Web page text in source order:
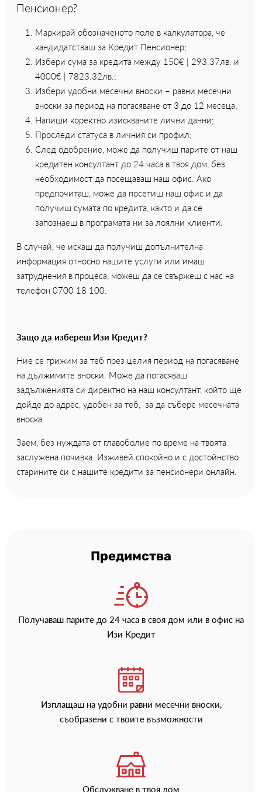
Пенсионер?
Маркирай обозначеното поле в калкулатора, че
кандидатстваш за Кредит Пенсионер;
Избери сума за кредита между 150€ | 293.37лв. и
4000€ | 7823.32лв.;
Избери удобни месечни вноски – равни месечни
вноски за период на погасяване от 3 до 12 месеца;
Напиши коректно изискваните лични данни;
Проследи статуса в личния си профил;
След одобрение, може да получиш парите от наш
кредитен консултант до 24 часа в твоя дом, без
необходимост да посещаваш наш офис. Ако
предпочиташ, може да посетиш наш офис и да
получиш сумата по кредита, както и да се
запознаеш в програмата ни за лоялни клиенти.
В случай, че искаш да получиш допълнителна
информация относно нашите услуги или имаш
затруднения в процеса, можеш да се свържеш с нас на
телефон 0700 18 100.
Защо да избереш Изи Кредит?
Ние се грижим за теб през целия период на погасяване
на дължимите вноски. Може да погасяваш
задълженията си директно на наш консултант, който ще
дойде до адрес, удобен за теб, за да събере месечната
вноска.
Заем, без нуждата от главоболие по време на твоята
заслужена почивка. Изживей спокойно и с достойнство
старините си с нашите кредити за пенсионери онлайн.
Предимства
Получаваш парите до 24 часа в своя дом или в офис на
Изи Кредит
Изплащаш на удобни равни месечни вноски,
съобразени с твоите възможности
Обслужване в твоя дом